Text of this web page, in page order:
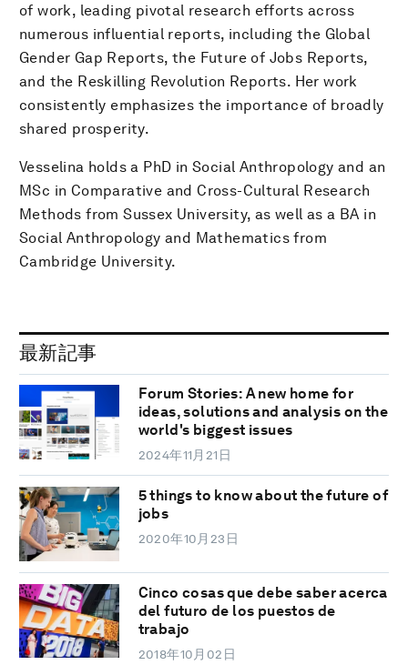
of work, leading pivotal research efforts across
numerous influential reports, including the Global
Gender Gap Reports, the Future of Jobs Reports,
and the Reskilling Revolution Reports. Her work
consistently emphasizes the importance of broadly
shared prosperity.
Vesselina holds a PhD in Social Anthropology and an
MSc in Comparative and Cross-Cultural Research
Methods from Sussex University, as well as a BA in
Social Anthropology and Mathematics from
Cambridge University.
最新記事
Forum Stories: A new home for
ideas, solutions and analysis on the
world's biggest issues
2024年11月21日
5 things to know about the future of
jobs
2020年10月23日
Cinco cosas que debe saber acerca
del futuro de los puestos de
trabajo
2018年10月02日